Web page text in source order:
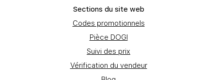
Sections du site web
Codes promotionnels
Pièce DOGI
Suivi des prix
Vérification du vendeur